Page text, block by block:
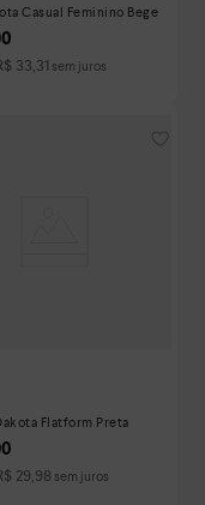
Casual Feminino Bege
33,31 sem juros
Flatform Preta
29,98 sem juros